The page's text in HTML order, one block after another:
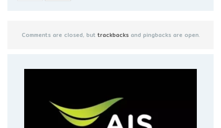
Comments are closed, buttrackbacksand pingbacks are open.